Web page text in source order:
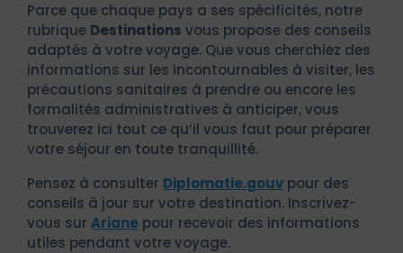
Parce que chaque pays a ses spécificités, notre
rubrique Destinations vous propose des conseils
adaptés à votre voyage. Que vous cherchiez des
informations sur les incontournables à visiter, les
précautions sanitaires à prendre ou encore les
formalités administratives à anticiper, vous
trouverez ici tout ce qu’il vous faut pour préparer
votre séjour en toute tranquillité.
Pensez à consulter Diplomatie.gouv pour des
conseils à jour sur votre destination. Inscrivez-
vous sur Ariane pour recevoir des informations
utiles pendant votre voyage.